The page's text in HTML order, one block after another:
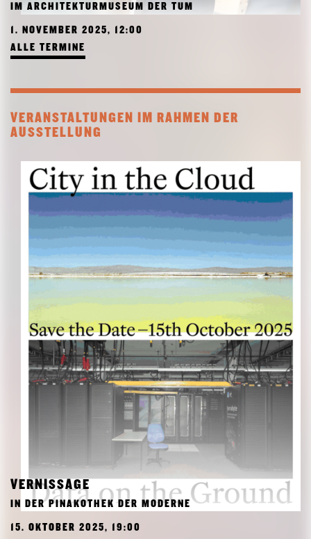
IM ARCHITEKTURMUSEUM DER TUM
1. NOVEMBER 2025, 12:00
ALLE TERMINE
VERANSTALTUNGEN IM RAHMEN DER
AUSSTELLUNG
VERNISSAGE
IN DER PINAKOTHEK DER MODERNE
15. OKTOBER 2025, 19:00